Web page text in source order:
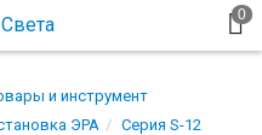
и инструмент
ЭРА
Серия S-12